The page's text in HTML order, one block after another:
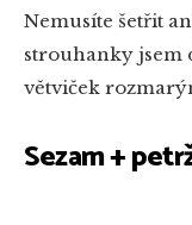
Nemusíte šetřit
strouhanky jsem
větviček
Sezam +